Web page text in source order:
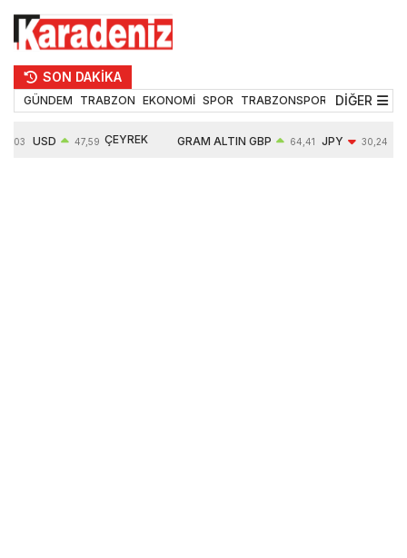
SON DAKİKA
GÜNDEM TRABZON EKONOMİ SPOR TRABZONSPOR TEKNOLOJİ
DİĞER
USD 47,59 ÇEYREK GRAM ALTIN GBP 64,41 JPY 30,24 EUR